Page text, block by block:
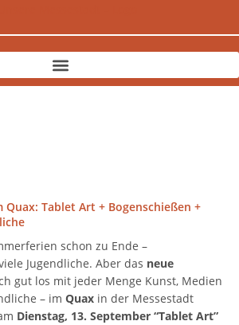
Quax: Tablet Art + Bogenschießen +
schon zu Ende –
Jugendliche. Aber das neue
gut los mit jeder Menge Kunst, Medien
– im Quax in der Messestadt
Dienstag, 13. September “Tablet Art”